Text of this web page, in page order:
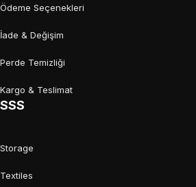
Ödeme Seçenekleri
İade & Değişim
Perde Temizliği
Kargo & Teslimat
SSS
Storage
Textiles